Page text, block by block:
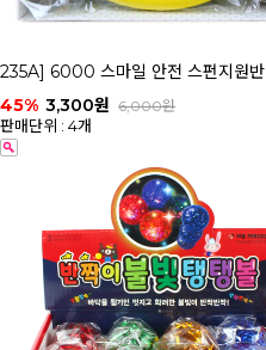
235A] 6000 스마일 안전 스펀지원반
45% 3,300원 6,000원
판매단위 : 4개